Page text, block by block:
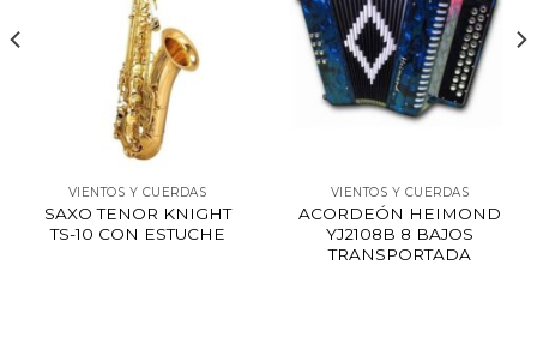
VIENTOS Y CUERDAS
SAXO TENOR KNIGHT
TS-10 CON ESTUCHE
VIENTOS Y CUERDAS
ACORDEÓN HEIMOND
YJ2108B 8 BAJOS
TRANSPORTADA